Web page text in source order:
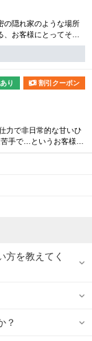
備
の隠れ家のような場所
お客様にとってその
り 割引クーポン
力で非日常的な甘いひ
手で…というお客様に
方を教えてく
？